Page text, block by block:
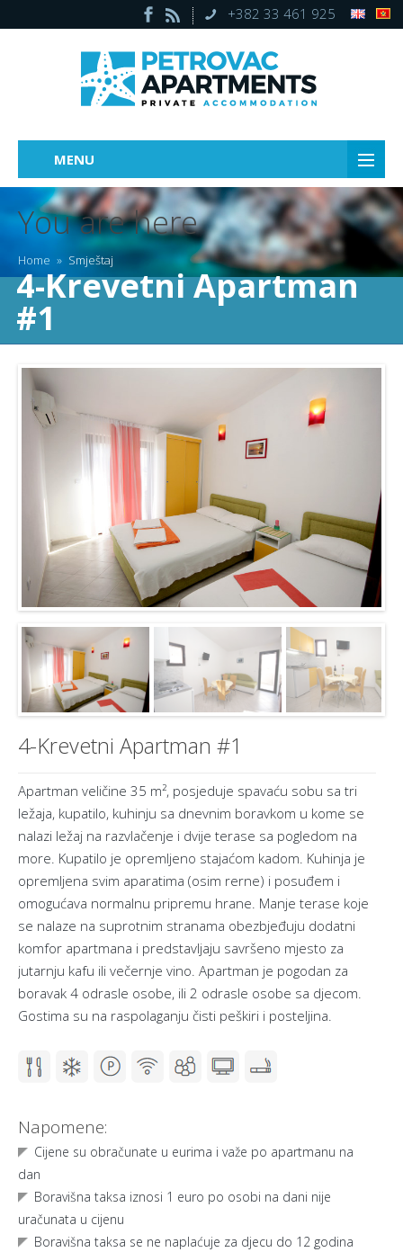
+382 33 461 925
MENU
You are here
Home » Smještaj
4-Krevetni Apartman
#1
4-Krevetni Apartman #1
Apartman veličine 35 m², posjeduje spavaću sobu sa tri
ležaja, kupatilo, kuhinju sa dnevnim boravkom u kome se
nalazi ležaj na razvlačenje i dvije terase sa pogledom na
more. Kupatilo je opremljeno stajaćom kadom. Kuhinja je
opremljena svim aparatima (osim rerne) i posuđem i
omogućava normalnu pripremu hrane. Manje terase koje
se nalaze na suprotnim stranama obezbjeđuju dodatni
komfor apartmana i predstavljaju savršeno mjesto za
jutarnju kafu ili večernje vino. Apartman je pogodan za
boravak 4 odrasle osobe, ili 2 odrasle osobe sa djecom.
Gostima su na raspolaganju čisti peškiri i posteljina.
Napomene:
Cijene su obračunate u eurima i važe po apartmanu na
dan
Boravišna taksa iznosi 1 euro po osobi na dani nije
uračunata u cijenu
Boravišna taksa se ne naplaćuje za djecu do 12 godina